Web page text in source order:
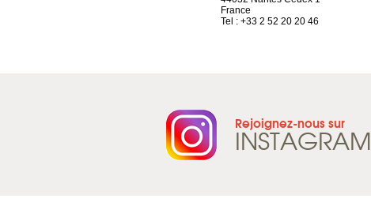
France
Tel : +33 2 52 20 20 46
Rejoignez-nous sur
INSTAGRAM